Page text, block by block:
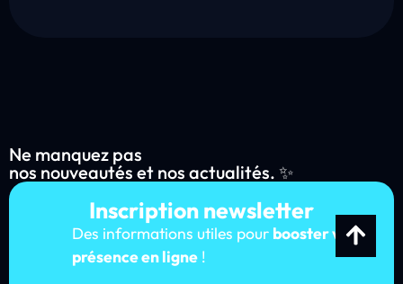
Ne manquez pas
nos nouveautés et nos actualités. ✨
Inscription newsletter
Des informations utiles pour booster votre
présence en ligne !